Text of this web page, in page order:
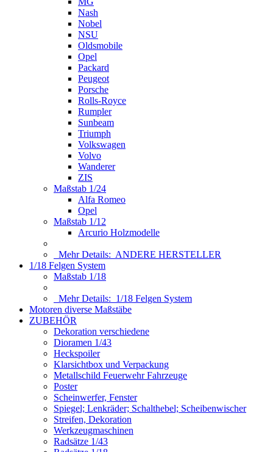
Nash
Nobel
NSU
Oldsmobile
Opel
Packard
Peugeot
Porsche
Rolls-Royce
Rumpler
Sunbeam
Triumph
Volkswagen
Volvo
Wanderer
ZIS
Maßstab 1/24
Alfa Romeo
Opel
Maßstab 1/12
Arcurio Holzmodelle
Mehr Details: ANDERE HERSTELLER
1/18 Felgen System
Maßstab 1/18
Mehr Details: 1/18 Felgen System
Motoren diverse Maßstäbe
ZUBEHÖR
Dekoration verschiedene
Dioramen 1/43
Heckspoiler
Klarsichtbox und Verpackung
Metallschild Feuerwehr Fahrzeuge
Poster
Scheinwerfer, Fenster
Spiegel; Lenkräder; Schalthebel; Scheibenwischer
Streifen, Dekoration
Werkzeugmaschinen
Radsätze 1/43